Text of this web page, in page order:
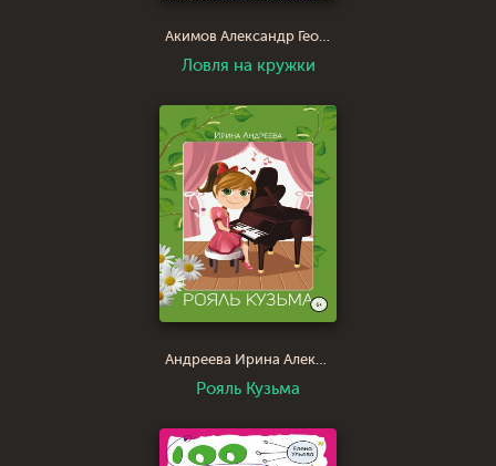
Акимов Александр Георгиевич
Ловля на кружки
Андреева Ирина Александровна IrinaAndreeva999
Рояль Кузьма